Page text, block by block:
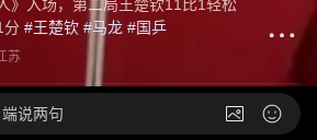
》入场，第二局王楚钦11比1轻松
分 #王楚钦 #马龙 #国乒
苏
说两句